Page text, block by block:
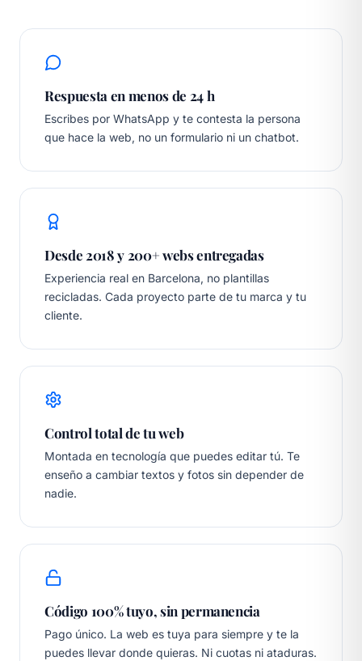
Respuesta en menos de 24 h
Escribes por WhatsApp y te contesta la persona
que hace la web, no un formulario ni un chatbot.
Desde 2018 y 200+ webs entregadas
Experiencia real en Barcelona, no plantillas
recicladas. Cada proyecto parte de tu marca y tu
cliente.
Control total de tu web
Montada en tecnología que puedes editar tú. Te
enseño a cambiar textos y fotos sin depender de
nadie.
Código 100% tuyo, sin permanencia
Pago único. La web es tuya para siempre y te la
puedes llevar donde quieras. Ni cuotas ni ataduras.